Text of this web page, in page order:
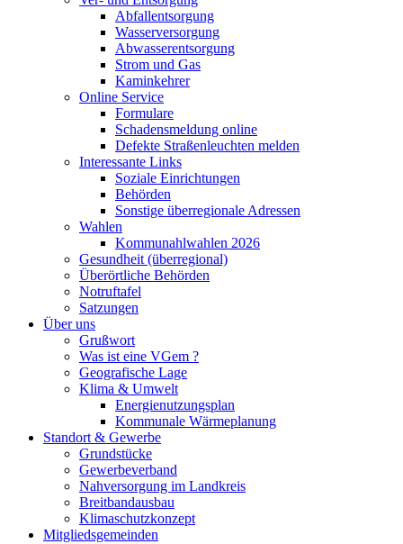
Abfallentsorgung
Wasserversorgung
Abwasserentsorgung
Strom und Gas
Kaminkehrer
Online Service
Formulare
Schadensmeldung online
Defekte Straßenleuchten melden
Interessante Links
Soziale Einrichtungen
Behörden
Sonstige überregionale Adressen
Wahlen
Kommunahlwahlen 2026
Gesundheit (überregional)
Überörtliche Behörden
Notruftafel
Satzungen
Über uns
Grußwort
Was ist eine VGem ?
Geografische Lage
Klima & Umwelt
Energienutzungsplan
Kommunale Wärmeplanung
Standort & Gewerbe
Grundstücke
Gewerbeverband
Nahversorgung im Landkreis
Breitbandausbau
Klimaschutzkonzept
Mitgliedsgemeinden